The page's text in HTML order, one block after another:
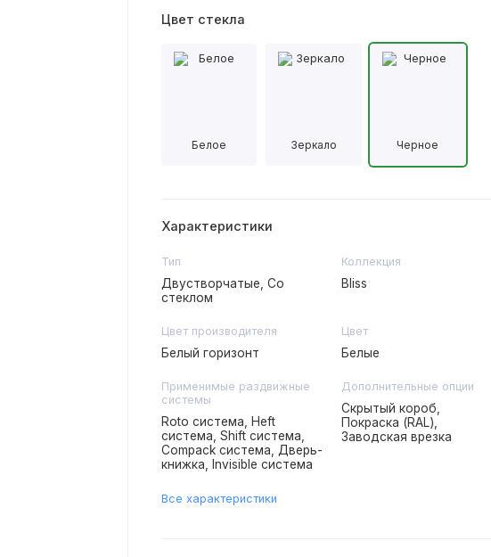
Цвет стекла
Белое Зеркало Черное
Характеристики
Тип
Двустворчатые, Со
стеклом
Коллекция
Bliss
Цвет производителя
Белый горизонт
Цвет
Белые
Применимые раздвижные
системы
Roto система, Heft
система, Shift система,
Compack система, Дверь-
книжка, Invisible система
Дополнительные опции
Скрытый короб,
Покраска (RAL),
Заводская врезка
Все характеристики